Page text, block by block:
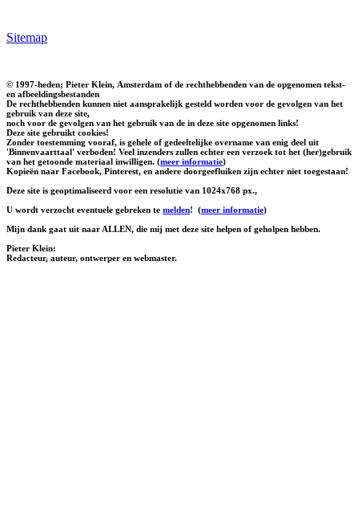
Sitemap
© 1997-heden; Pieter Klein, Amsterdam of de rechthebbenden van de opgenomen tekst-
en afbeeldingsbestanden
De rechthebbenden kunnen niet aansprakelijk gesteld worden voor de gevolgen van het
gebruik van deze site,
noch voor de gevolgen van het gebruik van de in deze site opgenomen links!
Deze site gebruikt cookies!
Zonder toestemming vooraf, is gehele of gedeeltelijke overname van enig deel uit
'Binnenvaarttaal' verboden! Veel inzenders zullen echter een verzoek tot het (her)gebruik
van het getoonde materiaal inwilligen. (meer informatie)
Kopieën naar Facebook, Pinterest, en andere doorgeefluiken zijn echter niet toegestaan!
Deze site is geoptimaliseerd voor een resolutie van 1024x768 px.,
U wordt verzocht eventuele gebreken te melden! (meer informatie)
Mijn dank gaat uit naar ALLEN, die mij met deze site helpen of geholpen hebben.
Pieter Klein:
Redacteur, auteur, ontwerper en webmaster.